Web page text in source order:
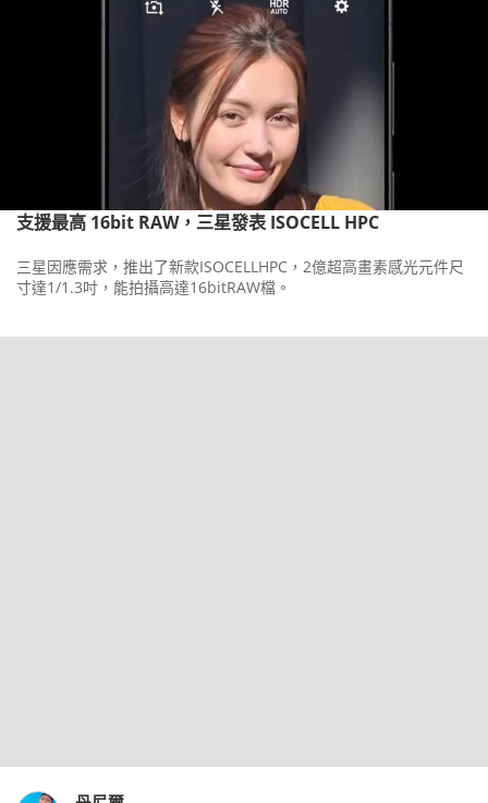
支援最高 16bit RAW，三星發表 ISOCELL HPC
三星因應需求，推出了新款ISOCELLHPC，2億超高畫素感光元件尺
寸達1/1.3吋，能拍攝高達16bitRAW檔。